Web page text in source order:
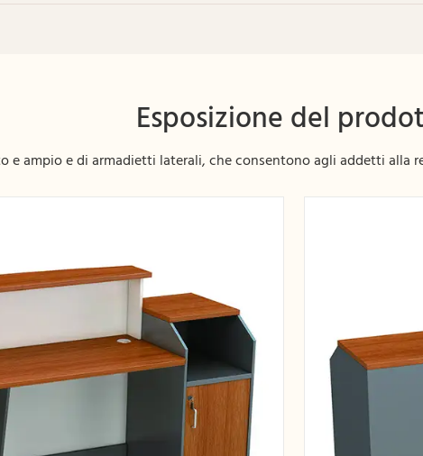
Esposizione del
e ampio e di armadietti laterali, che consentono agli addetti alla